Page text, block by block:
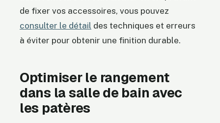
de fixer vos accessoires, vous pouvez
consulter le détail des techniques et erreurs
à éviter pour obtenir une finition durable.
Optimiser le rangement
dans la salle de bain avec
les patères